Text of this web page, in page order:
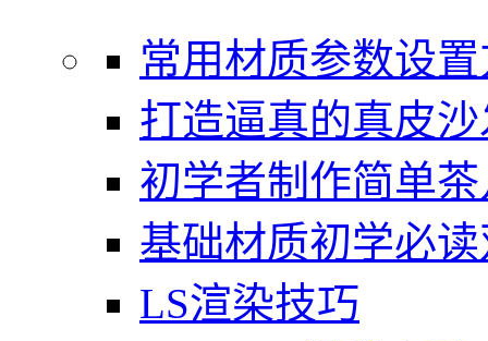
常用材质参数设
打造逼真的真皮
初学者制作简单
基础材质初学必
LS渲染技巧